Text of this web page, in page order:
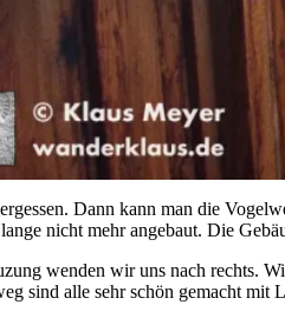
Dann kann man die
nicht mehr angebaut. Die
wenden wir uns nach rechts.
sind alle sehr schön gemacht mit